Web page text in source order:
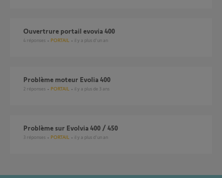
ouvertrure portail evovia 400
4 réponses PORTAIL il y a plus d'un an
Problème moteur Evolia 400
2 réponses PORTAIL il y a plus de 3 ans
Problème sur Evolvia 400 / 450
3 réponses PORTAIL il y a plus d'un an